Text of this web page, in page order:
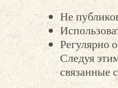
Не
Регулярно
Следуя
связанные